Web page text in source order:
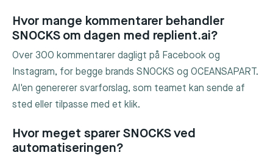
Hvor mange kommentarer behandler
SNOCKS om dagen med replient.ai?
Over 300 kommentarer dagligt på Facebook og
Instagram, for begge brands SNOCKS og OCEANSAPART.
AI'en genererer svarforslag, som teamet kan sende af
sted eller tilpasse med et klik.
Hvor meget sparer SNOCKS ved
automatiseringen?